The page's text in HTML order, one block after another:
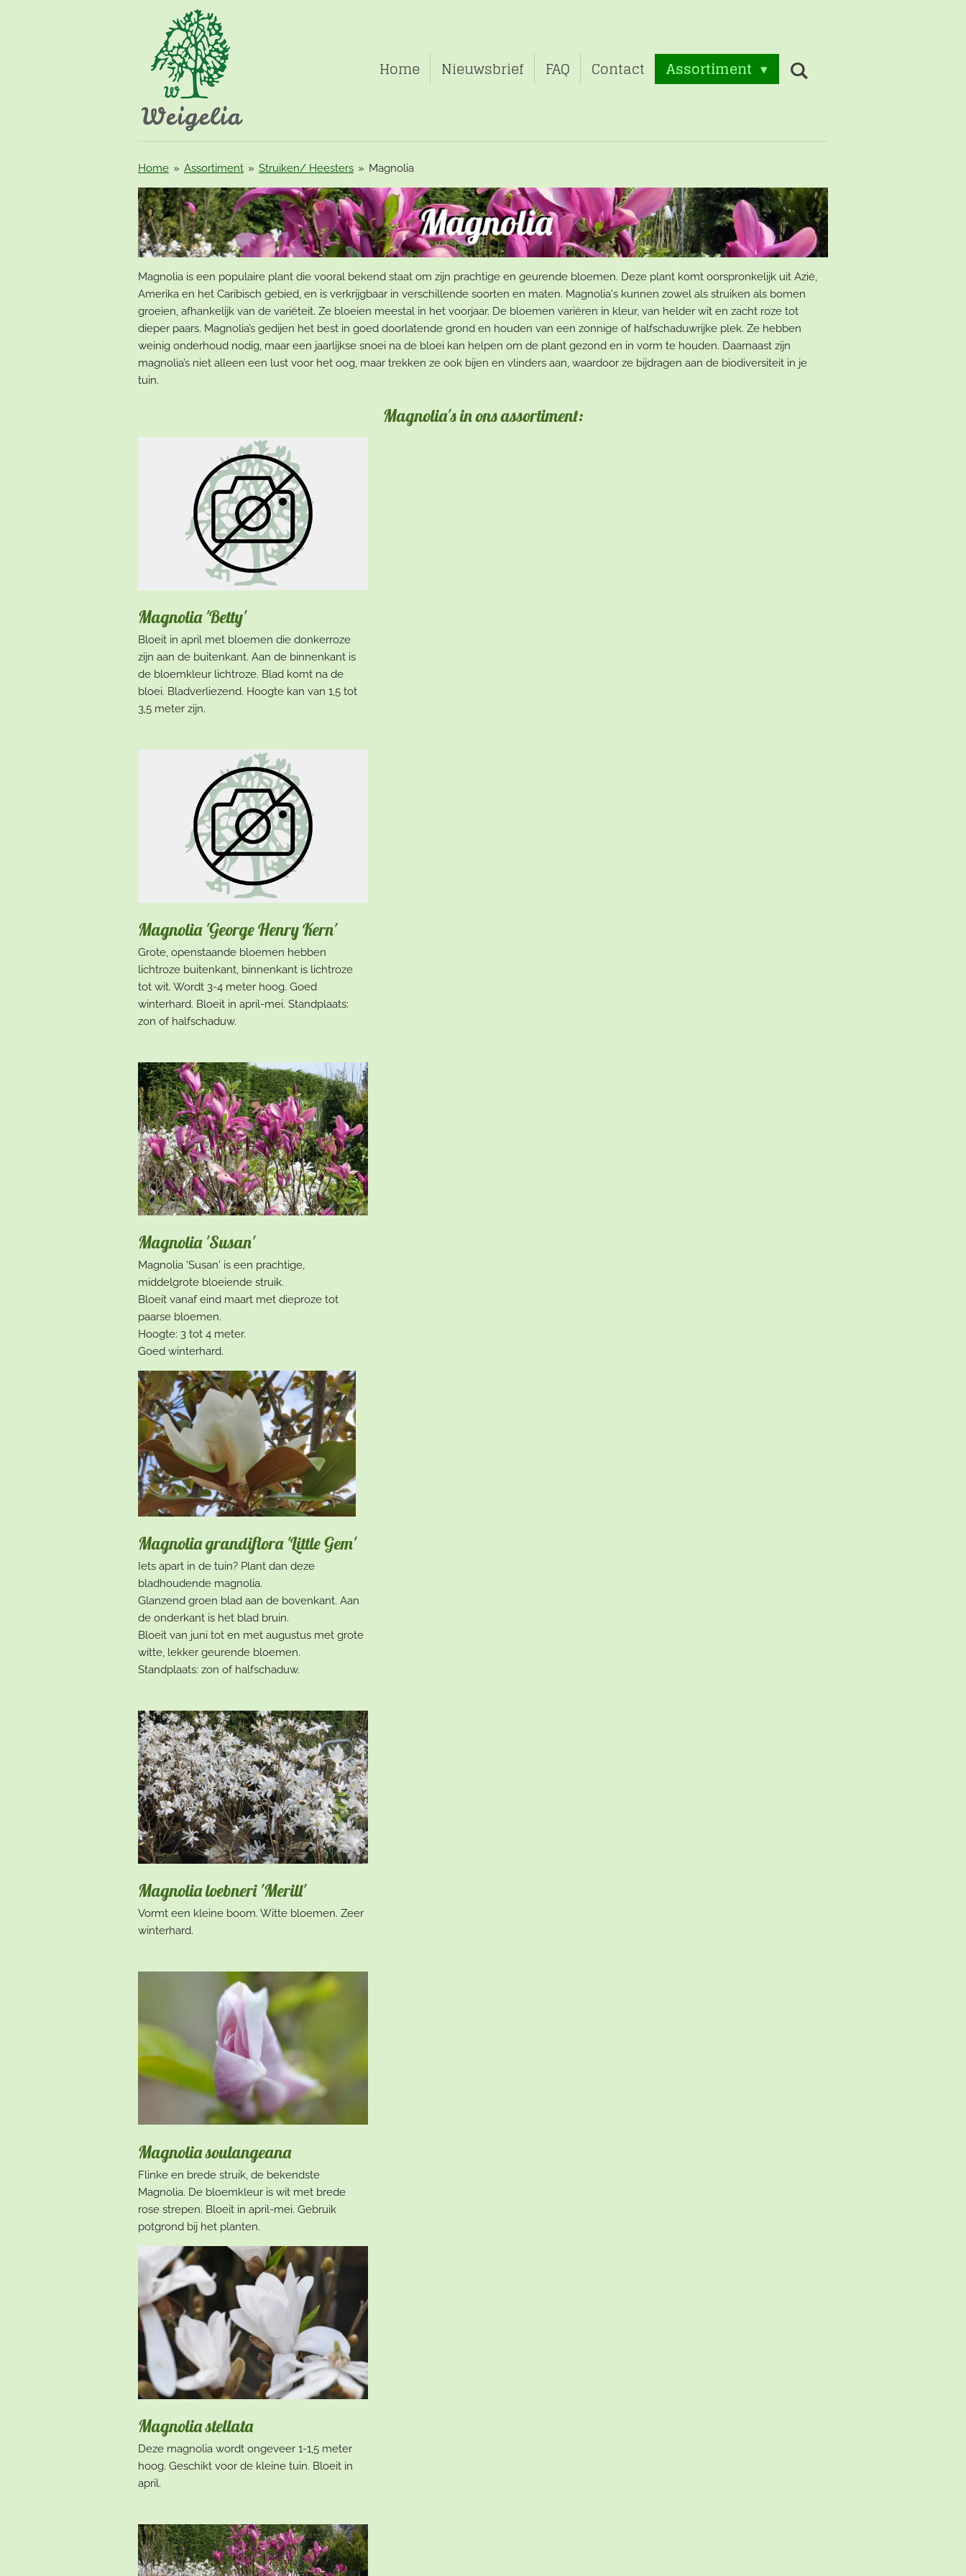
Home Nieuwsbrief FAQ Contact Assortiment
Home » Assortiment » Struiken/ Heesters » Magnolia
Magnolia is een populaire plant die vooral bekend staat om zijn prachtige en geurende bloemen. Deze plant komt oorspronkelijk uit Azië,
Amerika en het Caribisch gebied, en is verkrijgbaar in verschillende soorten en maten. Magnolia's kunnen zowel als struiken als bomen
groeien, afhankelijk van de variëteit. Ze bloeien meestal in het voorjaar. De bloemen variëren in kleur, van helder wit en zacht roze tot
dieper paars. Magnolia’s gedijen het best in goed doorlatende grond en houden van een zonnige of halfschaduwrijke plek. Ze hebben
weinig onderhoud nodig, maar een jaarlijkse snoei na de bloei kan helpen om de plant gezond en in vorm te houden. Daarnaast zijn
magnolia’s niet alleen een lust voor het oog, maar trekken ze ook bijen en vlinders aan, waardoor ze bijdragen aan de biodiversiteit in je
tuin.
Magnolia's in ons assortiment:
Magnolia 'Betty'
Bloeit in april met bloemen die donkerroze
zijn aan de buitenkant. Aan de binnenkant is
de bloemkleur lichtroze. Blad komt na de
bloei. Bladverliezend. Hoogte kan van 1,5 tot
3,5 meter zijn.
Magnolia 'George Henry Kern'
Grote, openstaande bloemen hebben
lichtroze buitenkant, binnenkant is lichtroze
tot wit. Wordt 3-4 meter hoog. Goed
winterhard. Bloeit in april-mei. Standplaats:
zon of halfschaduw.
Magnolia 'Susan'
Magnolia 'Susan' is een prachtige,
middelgrote bloeiende struik.
Bloeit vanaf eind maart met dieproze tot
paarse bloemen.
Hoogte: 3 tot 4 meter.
Goed winterhard.
Magnolia grandiflora 'Little Gem'
Iets apart in de tuin? Plant dan deze
bladhoudende magnolia.
Glanzend groen blad aan de bovenkant. Aan
de onderkant is het blad bruin.
Bloeit van juni tot en met augustus met grote
witte, lekker geurende bloemen.
Standplaats: zon of halfschaduw.
Magnolia loebneri 'Merill'
Vormt een kleine boom. Witte bloemen. Zeer
winterhard.
Magnolia soulangeana
Flinke en brede struik, de bekendste
Magnolia. De bloemkleur is wit met brede
rose strepen. Bloeit in april-mei. Gebruik
potgrond bij het planten.
Magnolia stellata
Deze magnolia wordt ongeveer 1-1,5 meter
hoog. Geschikt voor de kleine tuin. Bloeit in
april.